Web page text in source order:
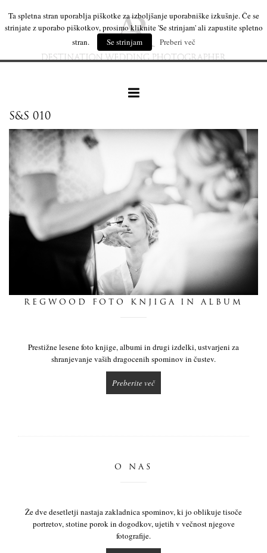
leseni izdelki
mi
dnevnik
S&S 010
REGWOOD FOTO KNJIGA IN ALBUM
Prestižne lesene foto knjige, albumi in drugi izdelki, ustvarjeni za
shranjevanje vaših dragocenih spominov in čustev.
Preberite več
O NAS
Že dve desetletji nastaja zakladnica spominov, ki jo oblikuje tisoče
portretov, stotine porok in dogodkov, ujetih v večnost njegove
fotografije.
Ta spletna stran uporablja piškotke za izboljšanje uporabniške izkušnje. Če se
strinjate z uporabo piškotkov, prosimo kliknite 'Se strinjam' ali zapustite spletno
stran.
Se strinjam Preberi več